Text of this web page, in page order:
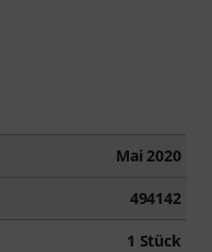
Mai 2020
494142
1 Stück